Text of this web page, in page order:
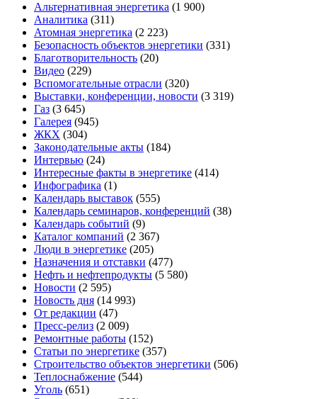
Альтернативная энергетика (1 900)
Аналитика (311)
Атомная энергетика (2 223)
Безопасность объектов энергетики (331)
Благотворительность (20)
Видео (229)
Вспомогательные отрасли (320)
Выставки, конференции, новости (3 319)
Газ (3 645)
Галерея (945)
ЖКХ (304)
Законодательные акты (184)
Интервью (24)
Интересные факты в энергетике (414)
Инфографика (1)
Календарь выставок (555)
Календарь семинаров, конференций (38)
Календарь событий (9)
Каталог компаний (2 367)
Люди в энергетике (205)
Назначения и отставки (477)
Нефть и нефтепродукты (5 580)
Новости (2 595)
Новость дня (14 993)
От редакции (47)
Пресс-релиз (2 009)
Ремонтные работы (152)
Статьи по энергетике (357)
Строительство объектов энергетики (506)
Теплоснабжение (544)
Уголь (651)